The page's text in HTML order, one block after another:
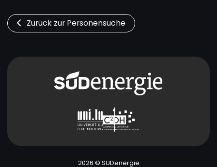
Zurück zur Personensuche
2026 © SUDenergie